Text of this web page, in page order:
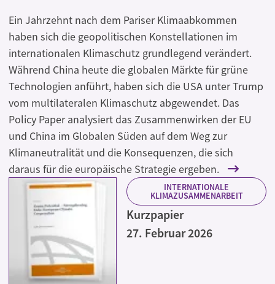
Ein Jahrzehnt nach dem Pariser Klimaabkommen
haben sich die geopolitischen Konstellationen im
internationalen Klimaschutz grundlegend verändert.
Während China heute die globalen Märkte für grüne
Technologien anführt, haben sich die USA unter Trump
vom multilateralen Klimaschutz abgewendet. Das
Policy Paper analysiert das Zusammenwirken der EU
und China im Globalen Süden auf dem Weg zur
Klimaneutralität und die Konsequenzen, die sich
daraus für die europäische Strategie ergeben.
INTERNATIONALE
KLIMAZUSAMMENARBEIT
Kurzpapier
27. Februar 2026